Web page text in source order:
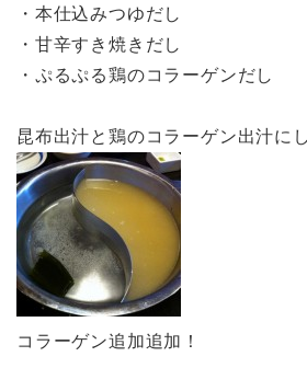
・本仕込みつゆだし
・甘辛すき焼きだし
・ぷるぷる鶏のコラーゲンだし
昆布出汁と鶏のコラーゲン出汁に
コラーゲン追加追加！